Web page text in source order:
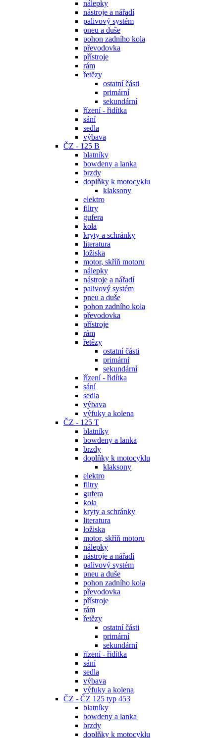
nálepky
nástroje a nářadí
palivový systém
pneu a duše
pohon zadního kola
převodovka
přístroje
rám
řetězy
ostatní části
primární
sekundární
řízení - řidítka
sání
sedla
výbava
ČZ - 125 B
blatníky
bowdeny a lanka
brzdy
doplňky k motocyklu
klaksony
elektro
filtry
gufera
kola
kryty a schránky
literatura
ložiska
motor, skříň motoru
nálepky
nástroje a nářadí
palivový systém
pneu a duše
pohon zadního kola
převodovka
přístroje
rám
řetězy
ostatní části
primární
sekundární
řízení - řidítka
sání
sedla
výbava
výfuky a kolena
ČZ - 125 T
blatníky
bowdeny a lanka
brzdy
doplňky k motocyklu
klaksony
elektro
filtry
gufera
kola
kryty a schránky
literatura
ložiska
motor, skříň motoru
nálepky
nástroje a nářadí
palivový systém
pneu a duše
pohon zadního kola
převodovka
přístroje
rám
řetězy
ostatní části
primární
sekundární
řízení - řidítka
sání
sedla
výbava
výfuky a kolena
ČZ - ČZ 125 typ 453
blatníky
bowdeny a lanka
brzdy
doplňky k motocyklu